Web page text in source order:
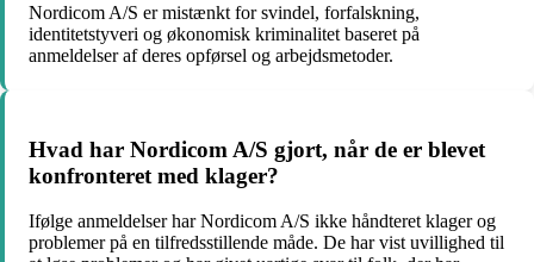
Nordicom A/S er mistænkt for svindel, forfalskning,
identitetstyveri og økonomisk kriminalitet baseret på
anmeldelser af deres opførsel og arbejdsmetoder.
Hvad har Nordicom A/S gjort, når de er blevet
konfronteret med klager?
Ifølge anmeldelser har Nordicom A/S ikke håndteret klager og
problemer på en tilfredsstillende måde. De har vist uvillighed til